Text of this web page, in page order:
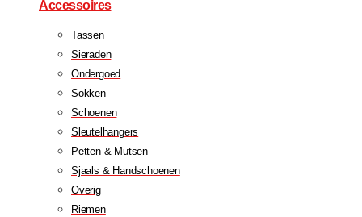
Accessoires
Tassen
Sieraden
Ondergoed
Sokken
Schoenen
Sleutelhangers
Petten & Mutsen
Sjaals & Handschoenen
Overig
Riemen